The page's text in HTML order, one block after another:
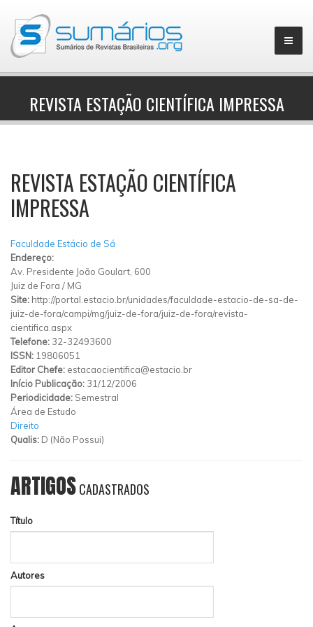
▼
REVISTA ESTAÇÃO CIENTÍFICA IMPRESSA
REVISTA ESTAÇÃO CIENTÍFICA
IMPRESSA
Faculdade Estácio de Sá
Endereço:
Av. Presidente João Goulart, 600
Juiz de Fora / MG
Site: http://portal.estacio.br/unidades/faculdade-estacio-de-sa-de-
juiz-de-fora/campi/mg/juiz-de-fora/juiz-de-fora/revista-
cientifica.aspx
Telefone: 32-32493600
ISSN: 19806051
Editor Chefe: estacaocientifica@estacio.br
Início Publicação: 31/12/2006
Periodicidade: Semestral
Área de Estudo
Direito
Qualis: D (Não Possui)
ARTIGOSCADASTRADOS
Título
Autores